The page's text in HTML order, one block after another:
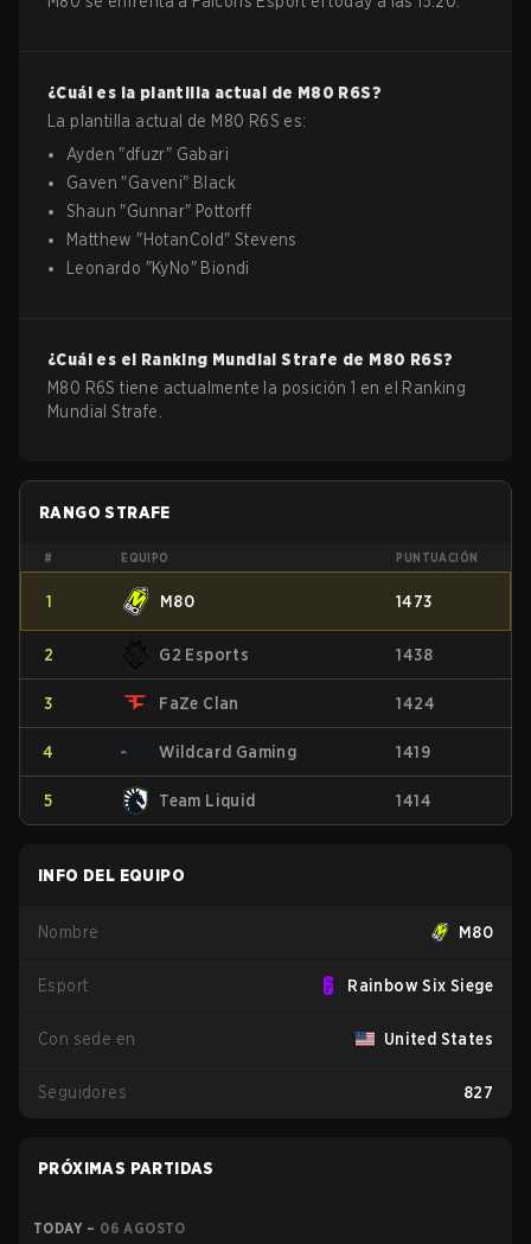
¿Cuál es la plantilla actual de M80 R6S?
La plantilla actual de M80 R6S es:
Ayden "dfuzr" Gabari
Gaven "Gaveni" Black
Shaun "Gunnar" Pottorff
Matthew "HotanCold"Stevens
Leonardo "KyNo" Biondi
¿Cuál es el Ranking Mundial Strafe de M80 R6S?
M80 R6S tiene actualmente la posición 1 en el Ranking
Mundial Strafe.
RANGO STRAFE
# EQUIPO PUNTUACIÓN
1 M80 1473
2 G2 Esports 1438
3 FaZe Clan 1424
4 Wildcard Gaming 1419
5 Team Liquid 1414
INFO DEL EQUIPO
Nombre M80
Esport Rainbow Six Siege
Con sede en United States
Seguidores 827
PRÓXIMAS PARTIDAS
TODAY – 06 AGOSTO